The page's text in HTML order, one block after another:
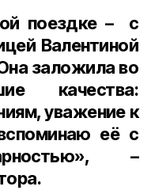
поездке – с
Валентиной
заложила во
качества:
уважение к
её с
–